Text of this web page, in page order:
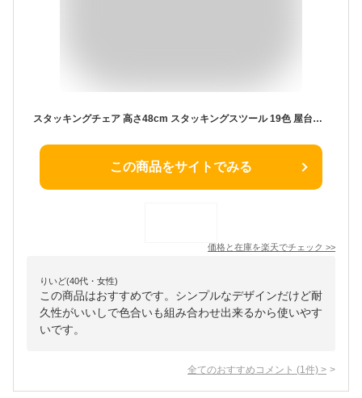
スタッキングチェア 高さ48cm スタッキングスツール 19色 屋台イス 椅子 スツール プラスチックスツール コンパクト キッチン ダイニング おしゃれ ラウンドベンチ シンプル リビングルーム 2/4脚セット 積み重ね 省スペース 頑丈 耐久性 耐荷重 滑り止め 家庭 来客用
この商品をサイトでみる
価格と在庫を楽天でチェック >>
りいど(40代・女性)
この商品はおすすめです。シンプルなデザインだけど耐
久性がいいしで色合いも組み合わせ出来るから使いやす
いです。
全てのおすすめコメント (1 件) >